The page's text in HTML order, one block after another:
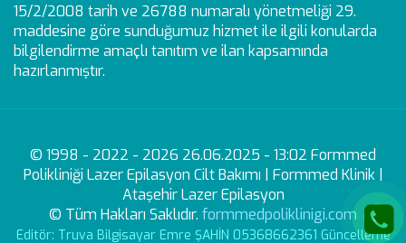
15/2/2008 tarih ve 26788 numaralı yönetmeliği 29.
maddesine göre sunduğumuz hizmet ile ilgili konularda
bilgilendirme amaçlı tanıtım ve ilan kapsamında
hazırlanmıştır.
© 1998 - 2022 - 2026 26.06.2025 - 13:02 Formmed
Polikliniği Lazer Epilasyon Cilt Bakımı | Formmed Klinik |
Ataşehir Lazer Epilasyon
© Tüm Hakları Saklıdır. formmedpoliklinigi.com
Editör: Truva Bilgisayar Emre ŞAHİN 05368662361 Güncelleme